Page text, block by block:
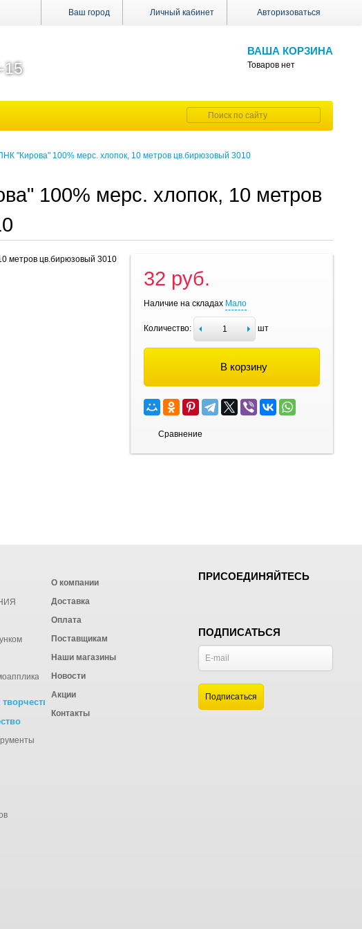
Ваш город Личный кабинет Авторизоваться
ВАША КОРЗИНА
Товаров нет
15
"Кирова" 100% мерс. хлопок, 10 метров цв.бирюзовый 3010
100% мерс. хлопок, 10 метров
метров цв.бирюзовый 3010
32 руб.
Наличие на складах Мало
Количество: шт
В корзину
Сравнение
О компании
Доставка
Оплата
Поставщикам
Наши магазины
Новости
Акции
Контакты
ПРИСОЕДИНЯЙТЕСЬ
ПОДПИСАТЬСЯ